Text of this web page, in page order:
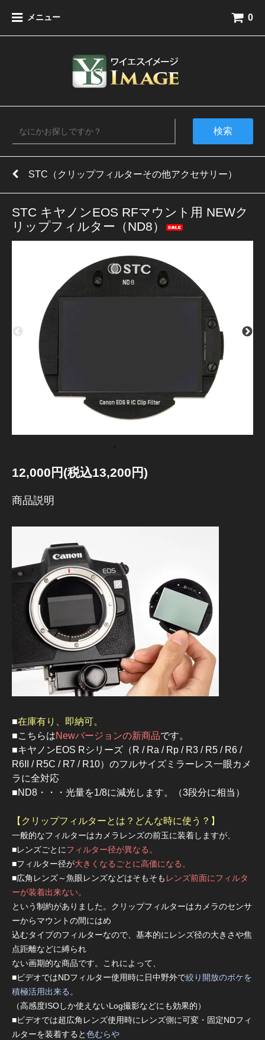
メニュー 0
検索
STC（クリップフィルターその他アクセサリー）
STC キヤノンEOS RFマウント用 NEWク
リップフィルター（ND8）
12,000円(税込13,200円)
商品説明
■在庫有り、即納可。
■こちらはNewバージョンの新商品です。
■キヤノンEOS Rシリーズ（R / Ra / Rp / R3 / R5 / R6 /
R6II / R5C / R7 / R10）のフルサイズミラーレス一眼カメ
ラに全対応
■ND8・・・光量を1/8に減光します。（3段分に相当）
【クリップフィルターとは？どんな時に使う？】
一般的なフィルターはカメラレンズの前玉に装着しますが、
■レンズごとにフィルター径が異なる。
■フィルター径が大きくなるごとに高価になる。
■広角レンズ～魚眼レンズなどはそもそも レンズ前面にフィルタ
ーが装着出来ない。
という制約がありました。クリップフィルターはカメラのセンサ
ーからマウントの間にはめ
込むタイプのフィルターなので、基本的にレンズ径の大きさや焦
点距離などに縛られ
ない画期的な商品です。これによって、
■ビデオではNDフィルター使用時に日中野外で絞り開放のボケを
積極活用出来る。
（高感度ISOしか使えないLog撮影などにも効果的）
■ビデオでは超広角レンズ使用時にレンズ側に可変・固定NDフィ
ルターを装着すると色むらや